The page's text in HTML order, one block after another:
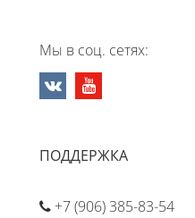
Мы в соц. сетях:
ПОДДЕРЖКА
+7 (906) 385-83-54